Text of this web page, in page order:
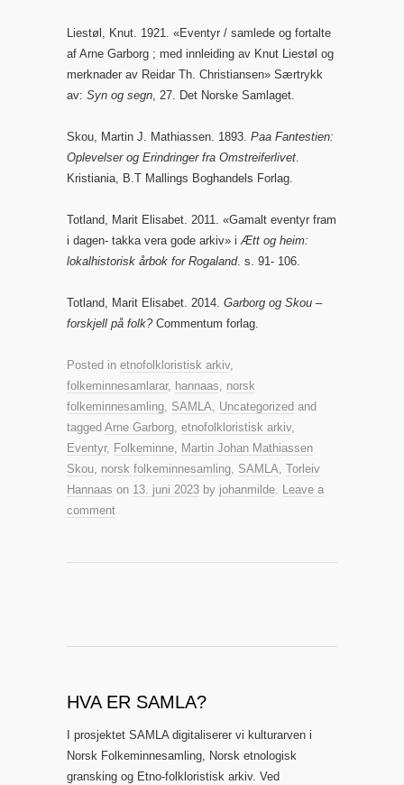
Liestøl, Knut. 1921. «Eventyr / samlede og fortalte
af Arne Garborg ; med innleiding av Knut Liestøl og
merknader av Reidar Th. Christiansen» Særtrykk
av: Syn og segn, 27. Det Norske Samlaget.
Skou, Martin J. Mathiassen. 1893. Paa Fantestien:
Oplevelser og Erindringer fra Omstreiferlivet.
Kristiania, B.T Mallings Boghandels Forlag.
Totland, Marit Elisabet. 2011. «Gamalt eventyr fram
i dagen- takka vera gode arkiv» iÆtt og heim:
lokalhistorisk årbok for Rogaland. s. 91- 106.
Totland, Marit Elisabet. 2014. Garborg og Skou –
forskjell på folk?Commentum forlag.
Posted in etnofolkloristisk arkiv,
folkeminnesamlarar, hannaas, norsk
folkeminnesamling, SAMLA, Uncategorized and
tagged Arne Garborg, etnofolkloristisk arkiv,
Eventyr, Folkeminne, Martin Johan Mathiassen
Skou, norsk folkeminnesamling, SAMLA, Torleiv
Hannaas on 13. juni 2023 by johanmilde. Leave a
comment
HVA ER SAMLA?
I prosjektet SAMLA digitaliserer vi kulturarven i
Norsk Folkeminnesamling, Norsk etnologisk
gransking og Etno-folkloristisk arkiv. Ved